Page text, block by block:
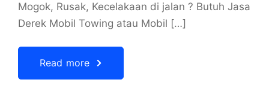
Mogok, Rusak, Kecelakaan di jalan ? Butuh Jasa
Derek Mobil Towing atau Mobil […]
Read more